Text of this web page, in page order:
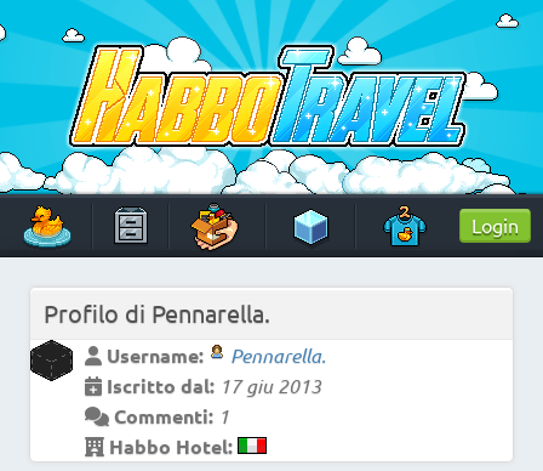
to
content
HabboTravel
Un viaggio di pixel!
Login
Profilo di Pennarella.
Username:
Pennarella.
Iscritto dal: 17 giu 2013
Commenti: 1
Habbo Hotel: